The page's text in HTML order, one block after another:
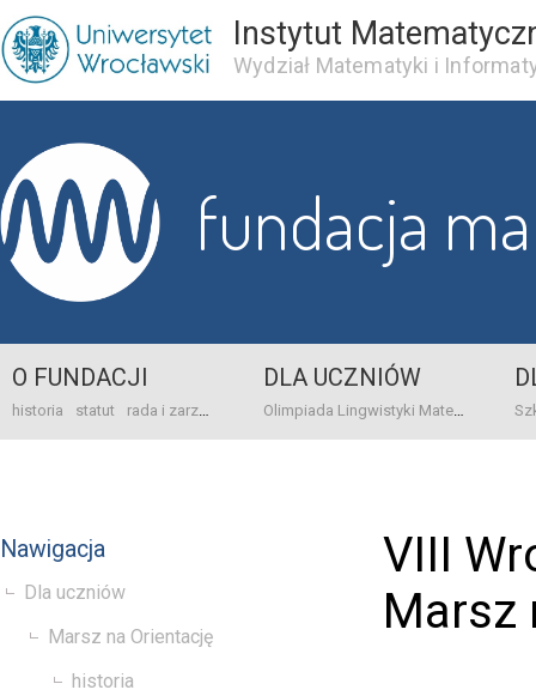
Instytut
Wydział Matematyki i
fundacja
O FUNDACJI
historia statut rada i zarząd dane bankowo-adresowe kontakt
DLA UCZNIÓW
Olimpiada Lingwistyki Matematycznej
Nawigacja
Dla uczniów
Marsz na Orientację
historia
VIII
Marsz